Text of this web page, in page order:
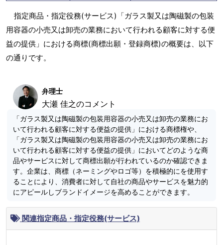
指定商品・指定役務(サービス)「ガラス製又は陶磁製の包装
用容器の小売又は卸売の業務において行われる顧客に対する便
益の提供」における商標(商標出願・登録商標)の概要は、以下
の通りです。
弁理士
大瀬 佳之のコメント
「ガラス製又は陶磁製の包装用容器の小売又は卸売の業務にお
いて行われる顧客に対する便益の提供」における商標権や、
「ガラス製又は陶磁製の包装用容器の小売又は卸売の業務にお
いて行われる顧客に対する便益の提供」においてどのような商
品やサービスに対して商標出願が行われているのか確認できま
す。企業は、商標（ネーミングやロゴ等）を積極的にを使用す
ることにより、消費者に対して自社の商品やサービスを魅力的
にアピールしブランドイメージを高めることができます。
関連指定商品・指定役務(サービス)